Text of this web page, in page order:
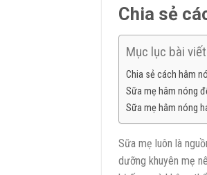
Chia sẻ
Mục lục bài viết
Chia sẻ cách hâm
Sữa mẹ hâm nóng
Sữa mẹ hâm nóng
Sữa mẹ luôn là
dưỡng khuyên mẹ